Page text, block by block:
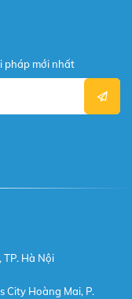
pháp mới nhất
TP. Hà Nội
City Hoàng Mai, P.